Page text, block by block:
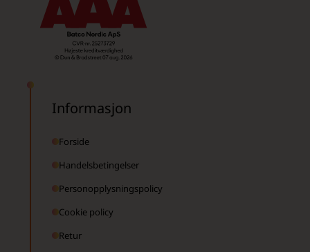
Informasjon
Forside
Handelsbetingelser
Personopplysningspolicy
Cookie policy
Retur